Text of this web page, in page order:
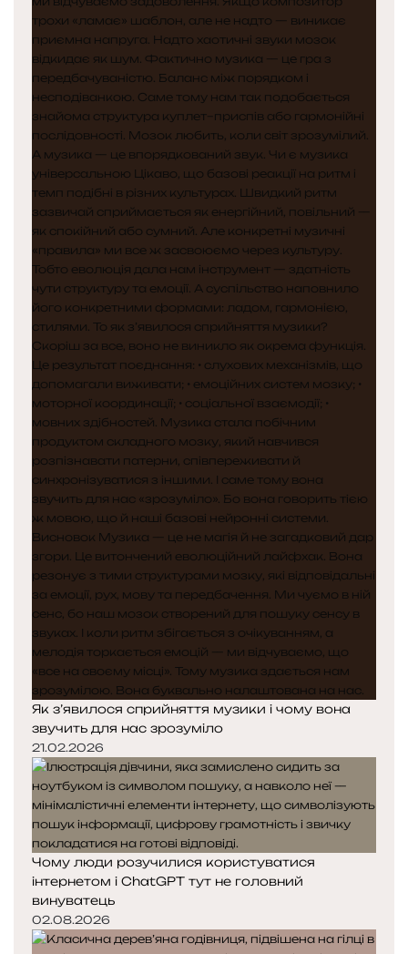
Як з’явилося сприйняття музики і чому вона
звучить для нас зрозуміло
21.02.2026
Чому люди розучилися користуватися
інтернетом і ChatGPT тут не головний
винуватець
02.08.2026